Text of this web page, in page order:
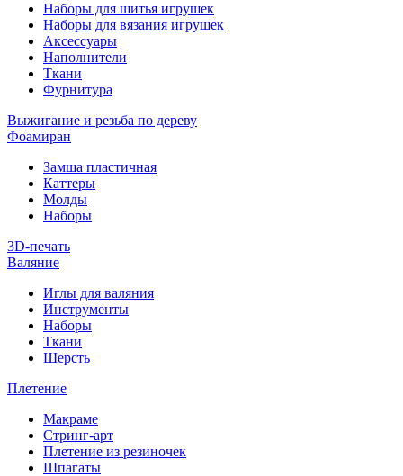
Наборы для шитья игрушек
Наборы для вязания игрушек
Аксессуары
Наполнители
Ткани
Фурнитура
Выжигание и резьба по дереву
Фоамиран
Замша пластичная
Каттеры
Молды
Наборы
3D-печать
Валяние
Иглы для валяния
Инструменты
Наборы
Ткани
Шерсть
Плетение
Макраме
Стринг-арт
Плетение из резиночек
Шпагаты